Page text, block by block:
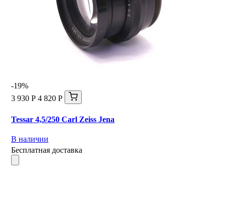
-19%
3 930 Р 4 820 Р
Tessar 4,5/250 Carl Zeiss Jena
В наличии
Бесплатная доставка